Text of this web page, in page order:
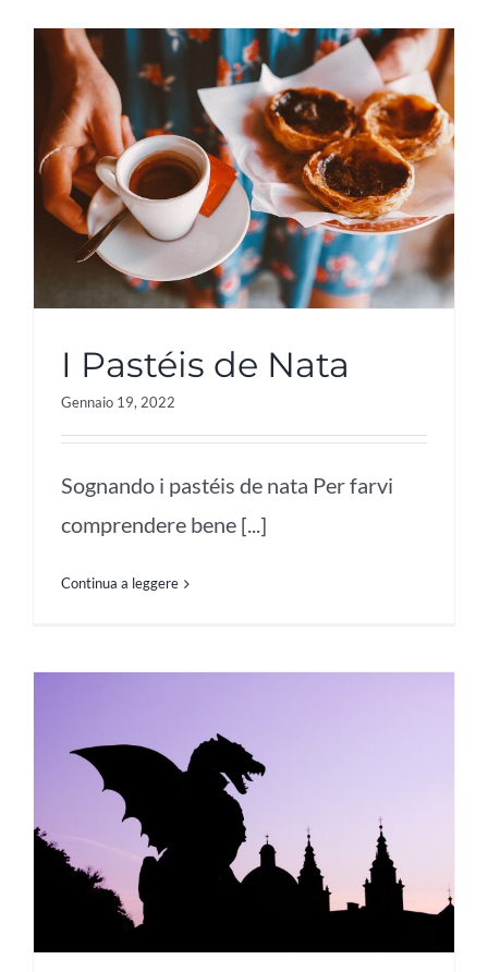
I Pastéis de Nata
Gennaio 19, 2022
Sognando i pastéis de nata Per farvi
comprendere bene [...]
Continua a leggere